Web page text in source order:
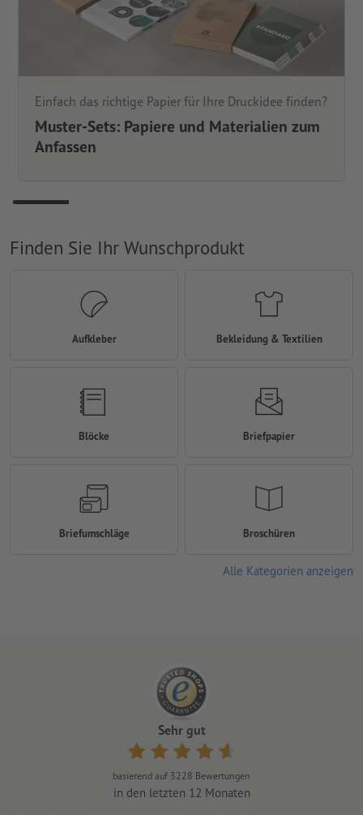
Einfach das richtige Papier für Ihre Druckidee finden?
Muster-Sets: Papiere und Materialien zum
Anfassen
Finden Sie Ihr Wunschprodukt
Aufkleber Bekleidung & Textilien
Blöcke Briefpapier
Briefumschläge Broschüren
Alle Kategorien anzeigen
Sehr gut
basierend auf 3228 Bewertungen
in den letzten 12 Monaten